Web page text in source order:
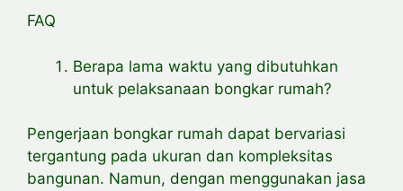
FAQ
Berapa lama waktu yang dibutuhkan
untuk pelaksanaan bongkar rumah?
Pengerjaan bongkar rumah dapat bervariasi
tergantung pada ukuran dan kompleksitas
bangunan. Namun, dengan menggunakan jasa